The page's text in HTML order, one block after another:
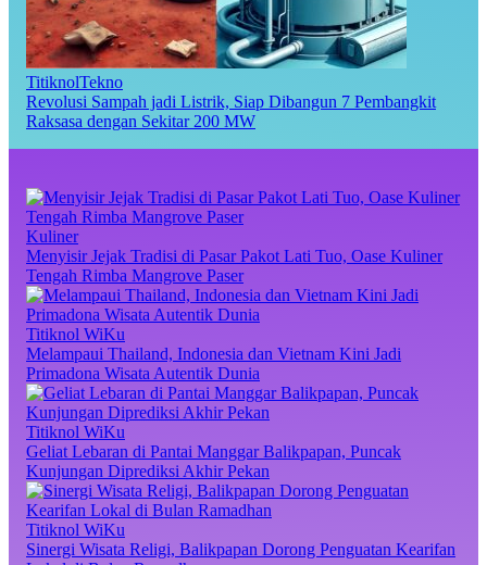
TitiknolTekno
Revolusi Sampah jadi Listrik, Siap Dibangun 7 Pembangkit
Raksasa dengan Sekitar 200 MW
Kuliner
Menyisir Jejak Tradisi di Pasar Pakot Lati Tuo, Oase Kuliner
Tengah Rimba Mangrove Paser
Titiknol WiKu
Melampaui Thailand, Indonesia dan Vietnam Kini Jadi
Primadona Wisata Autentik Dunia
Titiknol WiKu
Geliat Lebaran di Pantai Manggar Balikpapan, Puncak
Kunjungan Diprediksi Akhir Pekan
Titiknol WiKu
Sinergi Wisata Religi, Balikpapan Dorong Penguatan Kearifan